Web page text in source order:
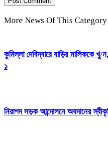
More News Of This Category
কুমিল্লা দেবিদ্বারে বাড়ির মালিককে
১
নিরাপদ সড়ক আন্দোলনে অবদানের